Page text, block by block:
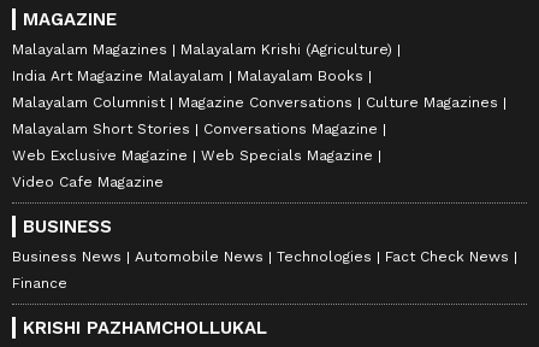
MAGAZINE
Malayalam Magazines
Malayalam Krishi (Agriculture)
India Art Magazine Malayalam
Malayalam Books
Malayalam Columnist
Magazine Conversations
Culture Magazines
Malayalam Short Stories
Conversations Magazine
Web Exclusive Magazine
Web Specials Magazine
Video Cafe Magazine
BUSINESS
Business News Automobile News Technologies
Fact Check News
Finance
KRISHI PAZHAMCHOLLUKAL